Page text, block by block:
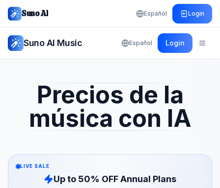
Suno AI Español Login
Suno AI Music Español Login
Precios de la
música con IA
LIVE SALE
Up to 50% OFF Annual Plans